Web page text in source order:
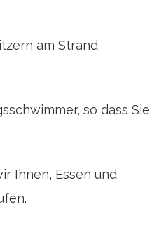
am Strand
so dass Sie
Ihnen, Essen und